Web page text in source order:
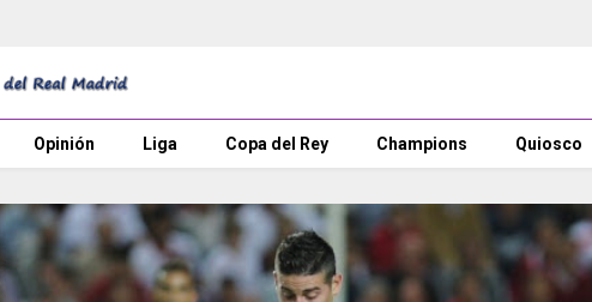
Opinión Liga Copa del Rey Champions Quiosco